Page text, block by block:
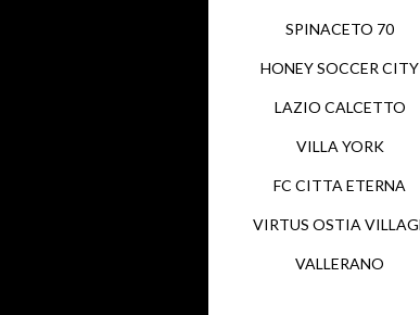
SPINACETO 70
HONEY SOCCER CITY
LAZIO CALCETTO
VILLA YORK
FC CITTA ETERNA
VIRTUS OSTIA
VALLERANO